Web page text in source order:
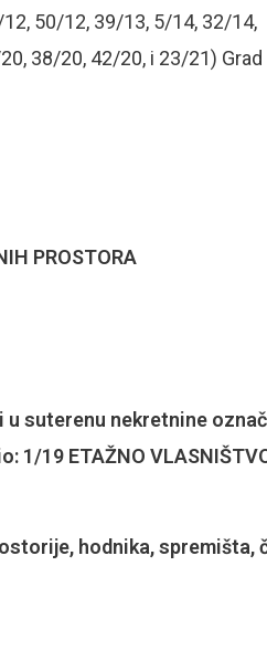
50/12, 39/13, 5/14, 32/14,
38/20, 42/20, i 23/21) Grad
PROSTORA
u suterenu nekretnine
1/19 ETAŽNO
hodnika, spremišta,